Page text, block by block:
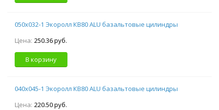
050х032-1 Экоролл КВ80 ALU базальтовые цилиндры
Цена: 250.36 руб.
В корзину
040х045-1 Экоролл КВ80 ALU базальтовые цилиндры
Цена: 220.50 руб.